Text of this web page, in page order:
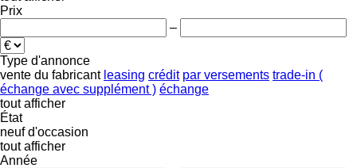
Prix
–
Type d'annonce
vente du fabricant leasing crédit par versements trade-in (
échange avec supplément ) échange
tout afficher
État
neuf d'occasion
tout afficher
Année